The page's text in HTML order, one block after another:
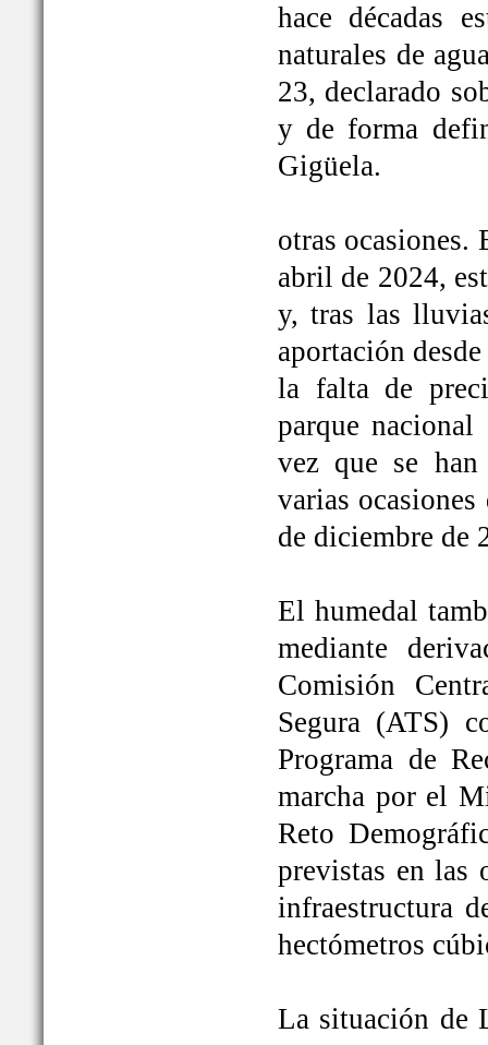
hace décadas
naturales de
23, declarado
y de forma
Gigüela.
otras ocasiones.
abril de 2024,
y, tras las
aportación
la falta de
parque
vez que se
varias
de diciembre de
El humedal
mediante
Comisión
Segura (ATS)
Programa de
marcha por el
Reto
previstas en las
infraestructura
hectómetros
La situación de